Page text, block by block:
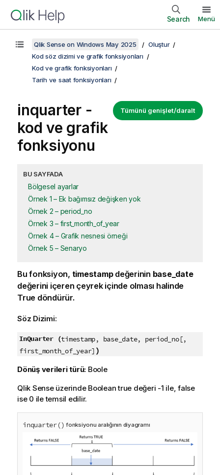
Search Menü
Qlik Sense on Windows May 2025
Oluştur
Kod söz dizimi ve grafik fonksiyonları
Kod ve grafik fonksiyonları
Tarih ve saat fonksiyonları
Tümünü genişlet/daralt
inquarter -
kod ve grafik
fonksiyonu
BU SAYFADA
Bölgesel ayarlar
Örnek 1 – Ek bağımsız değişken yok
Örnek 2 – period_no
Örnek 3 – first_month_of_year
Örnek 4 – Grafik nesnesi örneği
Örnek 5 – Senaryo
Bu fonksiyon, timestampdeğerinin base_date
değerini içeren çeyrek içinde olması halinde
True döndürür.
Söz Dizimi:
InQuarter (timestamp, base_date, period_no[,
first_month_of_year] )
Dönüş verileri türü: Boole
Qlik Senseüzerinde Boolean true değeri -1 ile, false
ise 0 ile temsil edilir.
inquarter() fonksiyonu aralığının diyagramı